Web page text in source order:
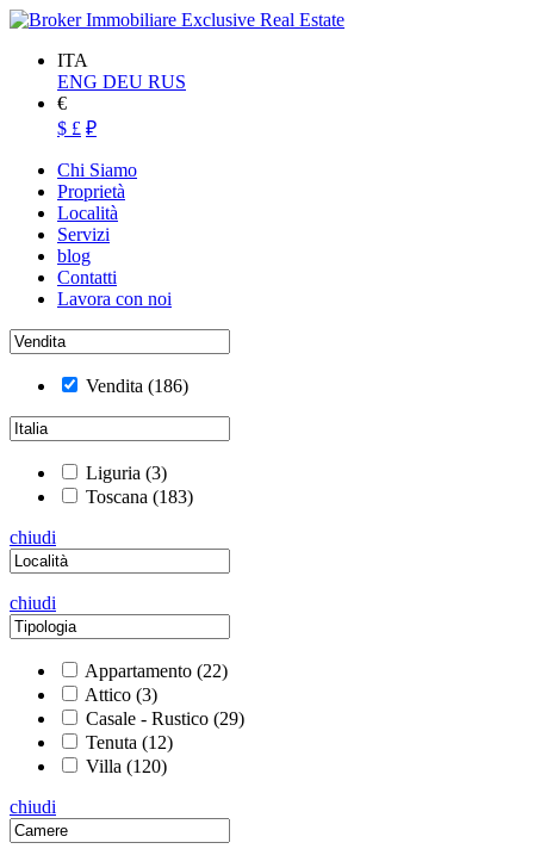
ITA
ENG DEU RUS
€
$ £ ₽
Chi Siamo
Proprietà
Località
Servizi
blog
Contatti
Lavora con noi
Vendita (186)
Liguria (3)
Toscana (183)
chiudi
chiudi
Appartamento (22)
Attico (3)
Casale - Rustico (29)
Tenuta (12)
Villa (120)
chiudi